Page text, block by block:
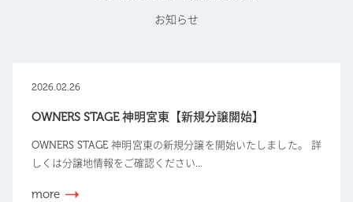
お知らせ
2026.02.26
OWNERS STAGE 神明宮東【新規分譲開始】
OWNERS STAGE 神明宮東の新規分譲を開始いたしました。 詳
しくは分譲地情報をご確認ください...
more